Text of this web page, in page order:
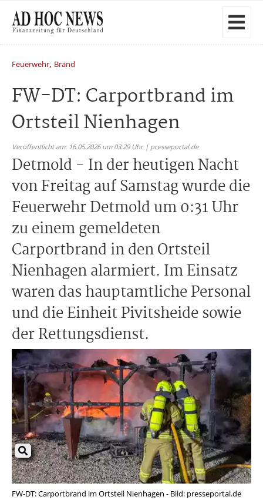
Feuerwehr, Brand
FW-DT: Carportbrand im
Ortsteil Nienhagen
Veröffentlicht am: 16.05.2026 um 03:29 Uhr | presseportal.de
Detmold - In der heutigen Nacht
von Freitag auf Samstag wurde die
Feuerwehr Detmold um 0:31 Uhr
zu einem gemeldeten
Carportbrand in den Ortsteil
Nienhagen alarmiert. Im Einsatz
waren das hauptamtliche Personal
und die Einheit Pivitsheide sowie
der Rettungsdienst.
FW-DT: Carportbrand im Ortsteil Nienhagen - Bild: presseportal.de